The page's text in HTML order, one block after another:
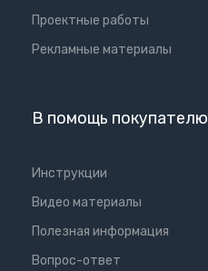
Проектные работы
Рекламные материалы
В помощь покупателю
Инструкции
Видео материалы
Полезная информация
Вопрос-ответ